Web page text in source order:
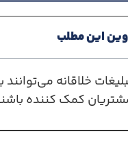
این مطلب
خلاقانه می‌توانند
کمک کننده